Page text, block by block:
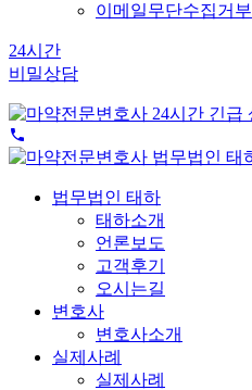
이메일무단수집거부
24시간
비밀상담
법무법인 태하
태하소개
언론보도
고객후기
오시는길
변호사
변호사소개
실제사례
실제사례